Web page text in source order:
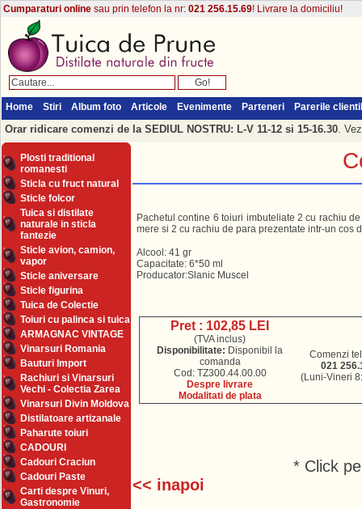
Cumparaturi online sau prin telefon la nr: 021 256.15.69! Livrare la domiciliu!
Home Stiri Album foto Articole Evenimente Parteneri Parerile
Orar ridicare comenzi de la SEDIUL NOSTRU: L-V 11-12 si 15-16.30.
Plosti traditional
romanesti
Sticla cu fruct natural
Sticle folcor
Tuica si distilate
naturale in sticla
fantezie
Sticle avion, camion,
vapor
Sticle aniversare
Sticle figurina
Tuica de Colectie
Toiuri cu palinca si tuica
ARMAGNAC VINTAGE
Vinarsuri Romania
Bauturi Import
Rachiuri si Vinarsuri
Vechi - Colectia Zarea
Vinarsuri Divin Moldova
Distilatoare artizanale
Paharute toiuri
CADOURI
Cadouri Craciun
Cadouri Paste
Carti despre Vinuri,
Gastronomie
Pachetul contine 6 toiuri imbuteliate 2 cu rachiu
mere si 2 cu rachiu de para prezentate intr-un cos
Alcool: 41 gr
Capacitate: 6*50 ml
Producator:Slanic Muscel
Pret : 102,85 LEI
(TVA inclus)
Disponibilitate: Disponibil la
comanda
Cod: TZ300.44.00.00
Despre livrare
Modalitati de plata
Comenzi
021
(Luni-Vineri
* Click
<< inapoi